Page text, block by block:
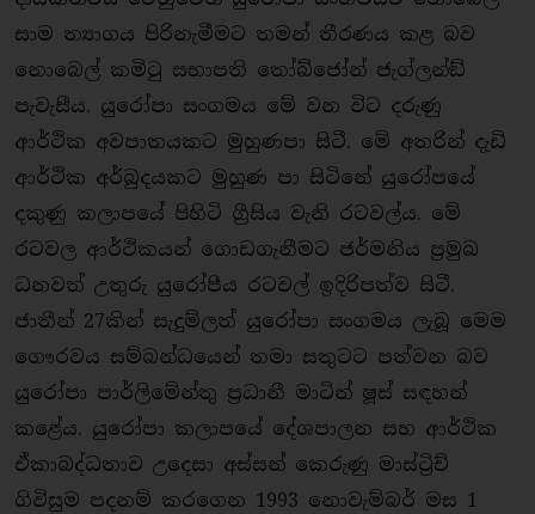
සාම ත්‍යාගය පිරිනැමීමට තමන් තීරණය කළ බව
නොබෙල් කමිටු සභාපති තෝබ්ජෝන් ජැග්ලන්ඞ්
පැවැසීය. යුරෝපා සංගමය මේ වන විට දරුණු
ආර්ථික අවපාතයකට මුහුණපා සිටී. මේ අතරින් දැඩි
ආර්ථික අර්බුදයකට මුහුණ පා සිටිනේ යුරෝපයේ
දකුණු කලාපයේ පිහිටි ගී‍්‍රසිය වැනි රටවල්ය. මේ
රටවල ආර්ථිකයන් ගොඩගැනීමට ජර්මනිය ප‍්‍රමුඛ
ධනවත් උතුරු යුරෝපීය රටවල් ඉදිරිපත්ව සිටී.
ජාතීන් 27කින් සැදුම්ලත් යුරෝපා සංගමය ලැබූ මෙම
ගෞරවය සම්බන්ධයෙන් තමා සතුටට පත්වන බව
යුරෝපා පාර්ලිමේන්තු ප‍්‍රධානී මාටින් ෂූස් සඳහන්
කළේය. යුරෝපා කලාපයේ දේශපාලන සහ ආර්ථික
ඒකාබද්ධතාව උදෙසා අස්සන් කෙරුණු මාස්ටි‍්‍රච්
ගිවිසුම පදනම් කරගෙන 1993 නොවැම්බර් මස 1